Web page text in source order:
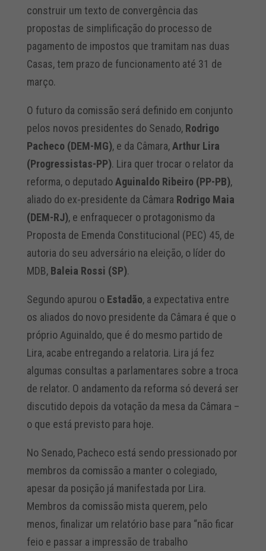
construir um texto de convergência das
propostas de simplificação do processo de
pagamento de impostos que tramitam nas duas
Casas, tem prazo de funcionamento até 31 de
março.
O futuro da comissão será definido em conjunto
pelos novos presidentes do Senado, Rodrigo
Pacheco (DEM-MG), e da Câmara,Arthur Lira
(Progressistas-PP). Lira quer trocar o relator da
reforma, o deputadoAguinaldo Ribeiro (PP-PB),
aliado do ex-presidente da Câmara Rodrigo Maia
(DEM-RJ), e enfraquecer o protagonismo da
Proposta de Emenda Constitucional (PEC) 45, de
autoria do seu adversário na eleição, o líder do
MDB, Baleia Rossi (SP).
Segundo apurou o Estadão, a expectativa entre
os aliados do novo presidente da Câmara é que o
próprio Aguinaldo, que é do mesmo partido de
Lira, acabe entregando a relatoria. Lira já fez
algumas consultas a parlamentares sobre a troca
de relator. O andamento da reforma só deverá ser
discutido depois da votação da mesa da Câmara –
o que está previsto para hoje.
No Senado, Pacheco está sendo pressionado por
membros da comissão a manter o colegiado,
apesar da posição já manifestada por Lira.
Membros da comissão mista querem, pelo
menos, finalizar um relatório base para “não ficar
feio e passar a impressão de trabalho